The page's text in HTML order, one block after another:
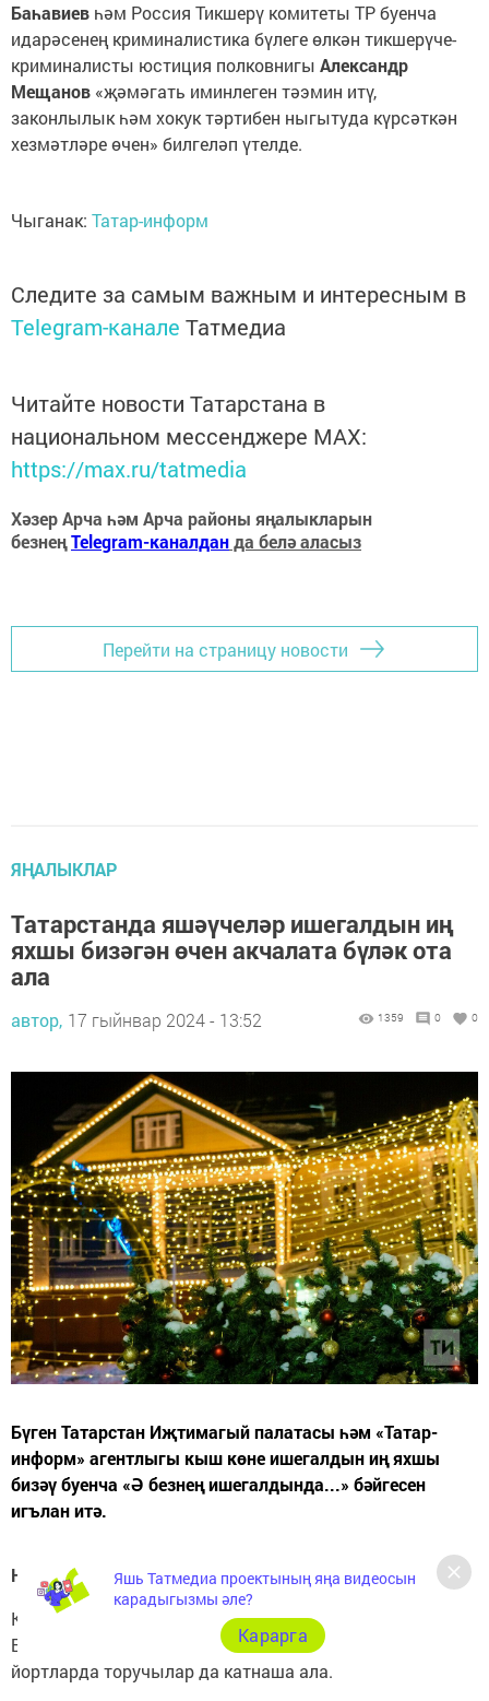
Баһавиев һәм Россия Тикшерү комитеты ТР буенча
идарәсенең криминалистика бүлеге өлкән тикшерүче-
криминалисты юстиция полковнигы Александр
Мещанов «җәмәгать иминлеген тәэмин итү,
законлылык һәм хокук тәртибен ныгытуда күрсәткән
хезмәтләре өчен» билгеләп үтелде.
Чыганак: Татар-информ
Следите за самым важным и интересным в
Telegram-канале Татмедиа
Читайте новости Татарстана в
национальном мессенджере MАХ:
https://max.ru/tatmedia
Хәзер Арча һәм Арча районы яңалыкларын
безнеңTelegram-каналданда белә аласыз
Перейти на страницу новости
ЯҢАЛЫКЛАР
Татарстанда яшәүчеләр ишегалдын иң
яхшы бизәгән өчен акчалата бүләк ота
ала
автор, 17 гыйнвар 2024 - 13:52 1359 0 0
Бүген Татарстан Иҗтимагый палатасы һәм «Татар-
информ» агентлыгы кыш көне ишегалдын иң яхшы
бизәү буенча «Ә безнең ишегалдында...» бәйгесен
игълан итә.
Ничек катнашырга?
Конкурска гаризалар 17-21 гыйнварда кабул ителә.
Бәйгедә шәхси йортларда яшәүчеләр дә, күп фатирлы
йортларда торучылар да катнаша ала.
Яшь Татмедиа проектының яңа видеосын
карадыгызмы әле?
Карарга